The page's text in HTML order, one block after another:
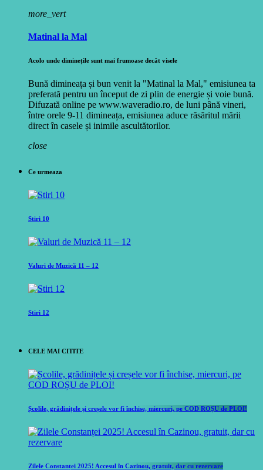
more_vert
Matinal la Mal
Acolo unde diminețile sunt mai frumoase decât visele
Bună dimineața și bun venit la "Matinal la Mal," emisiunea ta
preferată pentru un început de zi plin de energie și voie bună.
Difuzată online pe www.waveradio.ro, de luni până vineri,
între orele 9-11 dimineața, emisiunea aduce răsăritul mării
direct în casele și inimile ascultătorilor.
close
Ce urmeaza
Stiri 10
Valuri de Muzică 11 – 12
Stiri 12
CELE MAI CITITE
Școlile, grădinițele și creșele vor fi închise, miercuri, pe COD ROȘU de PLOI!
Zilele Constanței 2025! Accesul în Cazinou, gratuit, dar cu rezervare